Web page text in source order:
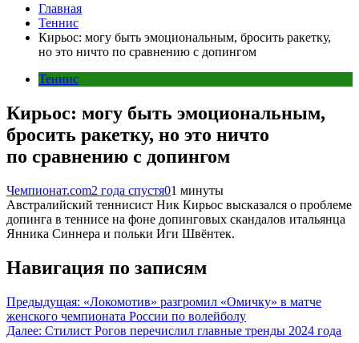
Главная
Теннис
Кирьос: могу быть эмоциональным, бросить ракетку,
но это ничто по сравнению с допингом
Теннис
Кирьос: могу быть эмоциональным,
бросить ракетку, но это ничто
по сравнению с допингом
Чемпионат.com2 года спустя01 минуты
Австралийский теннисист Ник Кирьос высказался о проблеме
допинга в теннисе на фоне допинговых скандалов итальянца
Янника Синнера и польки Иги Швёнтек.
Навигация по записям
Предыдущая: «Локомотив» разгромил «Омичку» в матче
женского чемпионата России по волейболу
Далее: Стилист Рогов перечислил главные тренды 2024 года